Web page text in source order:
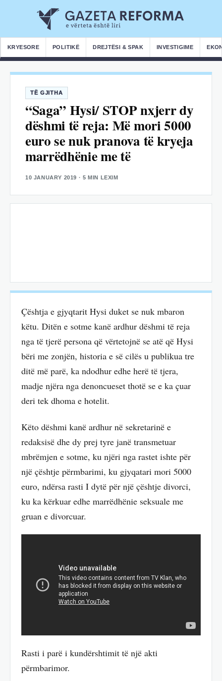
KRYESORE POLITIKË DREJTËSI & SPAK INVESTIGIME
TË GJITHA
“Saga” Hysi/ STOP nxjerr dy
dëshmi të reja: Më mori 5000
euro se nuk pranova të kryeja
marrëdhënie me të
10 JANUARY 2019 · 5 MIN LEXIM
Çështja e gjyqtarit Hysi duket se nuk mbaron
këtu. Ditën e sotme kanë ardhur dëshmi të reja
nga të tjerë persona që vërtetojnë se atë që Hysi
bëri me zonjën, historia e së cilës u publikua tre
ditë më parë, ka ndodhur edhe herë të tjera,
madje njëra nga denoncueset thotë se e ka çuar
deri tek dhoma e hotelit.
Këto dëshmi kanë ardhur në sekretarinë e
redaksisë dhe dy prej tyre janë transmetuar
mbrëmjen e sotme, ku njëri nga rastet ishte për
një çështje përmbarimi, ku gjyqatari mori 5000
euro, ndërsa rasti I dytë për një çështje divorci,
ku ka kërkuar edhe marrëdhënie seksuale me
gruan e divorcuar.
Rasti i parë i kundërshtimit të një akti
përmbarimor.